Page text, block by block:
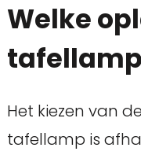
Welke
Het kiezen van
tafellamp is